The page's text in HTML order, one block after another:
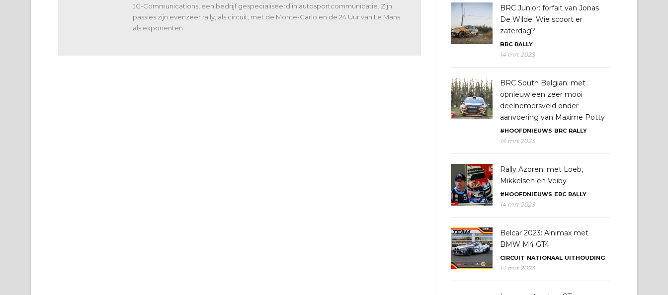
JC-Communications, een bedrijf gespecialiseerd in autosportcommunicatie. Zijn
passies zijn evenzeer rally, als circuit, met de Monte-Carlo en de 24 Uur van Le Mans
als exponenten.
BRC Junior: forfait van Jonas
De Wilde. Wie scoort er
zaterdag?
BRC RALLY
14 mrt 2023
BRC South Belgian: met
opnieuw een zeer mooi
deelnemersveld onder
aanvoering van Maxime Potty
#HOOFDNIEUWS BRC RALLY
14 mrt 2023
Rally Azoren: met Loeb,
Mikkelsen en Veiby
#HOOFDNIEUWS ERC RALLY
14 mrt 2023
Belcar 2023: Alnimax met
BMW M4 GT4
CIRCUIT NATIONAAL UITHOUDING
14 mrt 2023